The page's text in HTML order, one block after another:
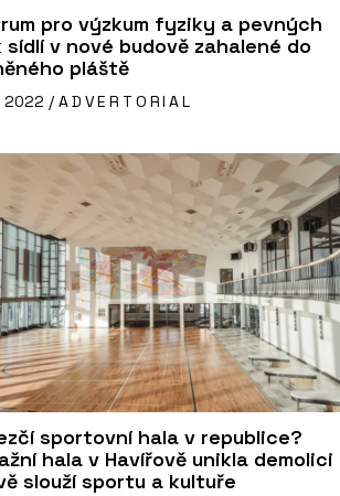
pro výzkum fyziky a pevných
sídlí v nové budově zahalené do
pláště
2022 / ADVERTORIAL
sportovní hala v republice?
hala v Havířově unikla demolici
slouží sportu a kultuře